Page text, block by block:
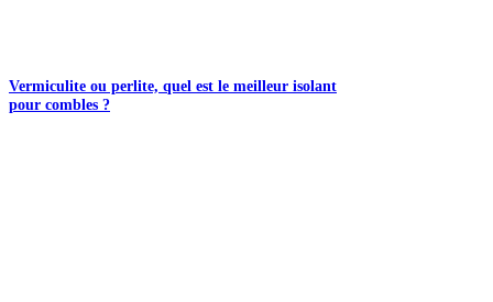
Vermiculite ou perlite, quel est le meilleur isolant
pour combles ?